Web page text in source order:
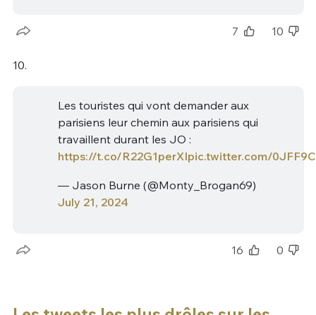
7 10
10.
Les touristes qui vont demander aux
parisiens leur chemin aux parisiens qui
travaillent durant les JO :
https://t.co/R22G1perXIpic.twitter.com/
— Jason Burne (@Monty_Brogan69)
July 21, 2024
16 0